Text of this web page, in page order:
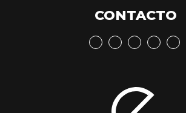
CONTACTO